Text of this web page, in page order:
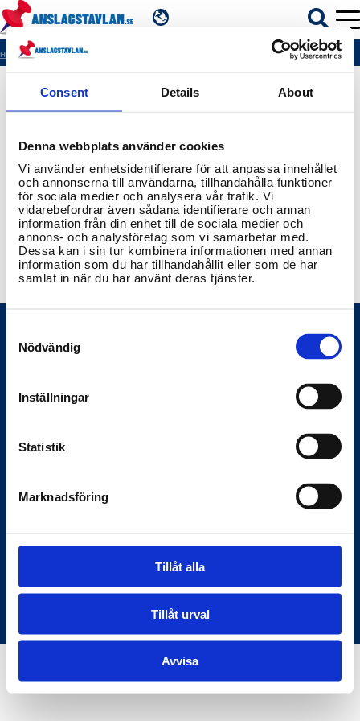
Consent Details About
Denna webbplats använder cookies
Vi använder enhetsidentifierare för att anpassa innehållet
och annonserna till användarna, tillhandahålla funktioner
för sociala medier och analysera vår trafik. Vi
vidarebefordrar även sådana identifierare och annan
information från din enhet till de sociala medier och
annons- och analysföretag som vi samarbetar med.
Dessa kan i sin tur kombinera informationen med annan
information som du har tillhandahållit eller som de har
samlat in när du har använt deras tjänster.
Selection
Nödvändig
Inställningar
Statistik
Marknadsföring
Tillåt alla
Tillåt urval
Avvisa
MYNDIGHETER
REGIONER
KOMMUNER
Hem 404
Anslagstavlan.se
myndigheter och samhället — den digitala
Om oss
© Copyright Anslagstavlan.se